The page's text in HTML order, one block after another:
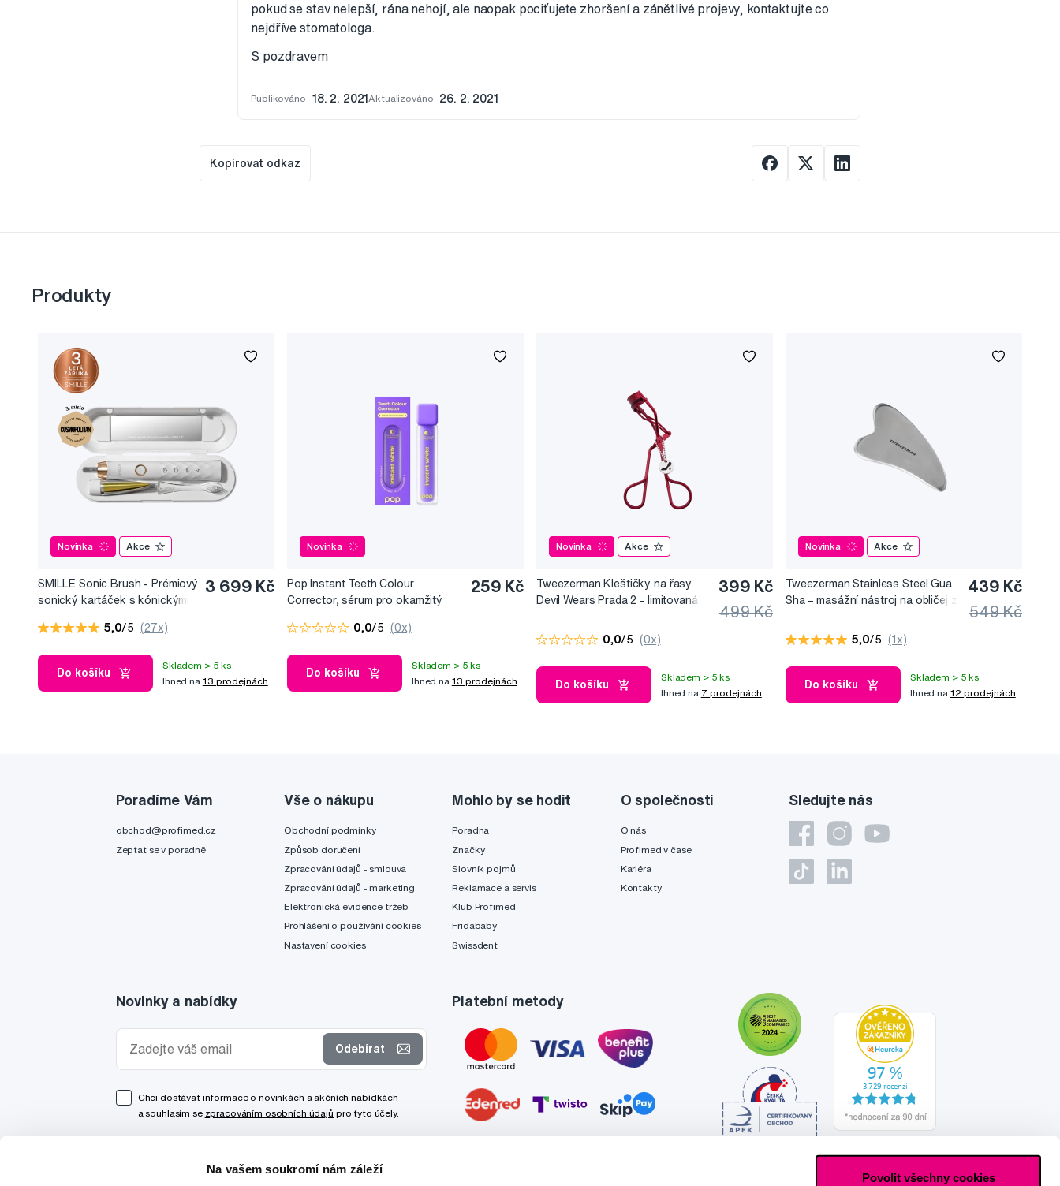
Na vašem soukromí nám záleží
Povolit všechny cookies
pokud se stav nelepší, rána nehojí, ale naopak pociťujete zhoršení a zánětlivé projevy, kontaktujte co
nejdříve stomatologa.
S pozdravem
Publikováno 18. 2. 2021Aktualizováno 26. 2. 2021
Kopírovat odkaz
Produkty
Novinka Akce
SMILLE Sonic Brush - Prémiový
sonický kartáček s kónickými
3 699 Kč
5,0/5 (27x)
Do košíku
Skladem > 5 ks
Ihned na 13 prodejnách
Novinka
Pop Instant Teeth Colour
Corrector, sérum pro okamžitý
259 Kč
0,0/5 (0x)
Do košíku
Skladem > 5 ks
Ihned na 13 prodejnách
Novinka Akce
Tweezerman Kleštičky na řasy
Devil Wears Prada 2 - limitovaná
399 Kč
499 Kč
0,0/5 (0x)
Do košíku
Skladem > 5 ks
Ihned na 7 prodejnách
Novinka Akce
Tweezerman Stainless Steel Gua
Sha –⁠⁠⁠⁠⁠⁠ masážní nástroj na obličej z
439 Kč
549 Kč
5,0/5 (1x)
Do košíku
Skladem > 5 ks
Ihned na 12 prodejnách
Sledujte nás
Poradíme Vám
obchod@profimed.cz
Zeptat se v poradně
Vše o nákupu
Obchodní podmínky
Způsob doručení
Zpracování údajů - smlouva
Zpracování údajů - marketing
Elektronická evidence tržeb
Prohlášení o používání cookies
Nastavení cookies
Mohlo by se hodit
Poradna
Značky
Slovník pojmů
Reklamace a servis
Klub Profimed
Fridababy
Swissdent
O společnosti
O nás
Profimed v čase
Kariéra
Kontakty
Novinky a nabídky
Odebírat
Chci dostávat informace o novinkách a akčních nabídkách
a souhlasím se zpracováním osobních údajů pro tyto účely.
Platební metody